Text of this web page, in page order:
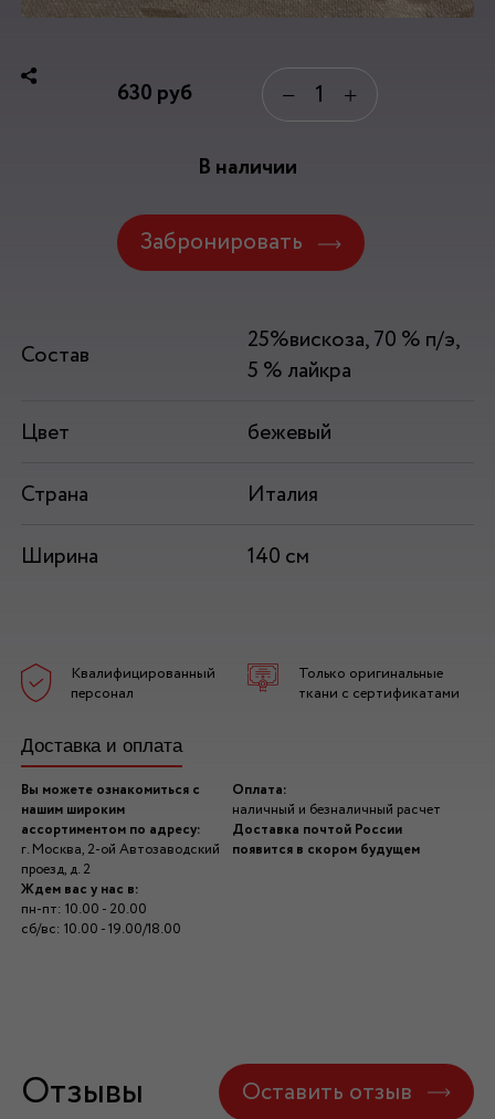
630 руб − +
В наличии
Забронировать
Состав
25%вискоза, 70 % п/э,
5 % лайкра
Цвет
бежевый
Страна
Италия
Ширина
140 см
Квалифицированный
персонал
Только оригинальные
ткани с сертификатами
Доставка и оплата
Вы можете ознакомиться с
нашим широким
ассортиментом по адресу:
г. Москва, 2-ой Автозаводский
проезд, д. 2
Ждем вас у нас в:
пн-пт: 10.00 - 20.00
сб/вс: 10.00 - 19.00/18.00
Оплата:
наличный и безналичный расчет
Доставка почтой России
появится в скором будущем
Отзывы Оставить отзыв